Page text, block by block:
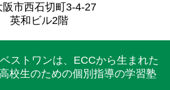
阪市西石切町3-4-27
英和ビル2階
ストワンは、ECCから生まれた
校生のための個別指導の学習塾